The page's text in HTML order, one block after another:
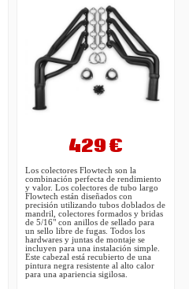
429 €
Los colectores Flowtech son la
combinación perfecta de rendimiento
y valor. Los colectores de tubo largo
Flowtech están diseñados con
precisión utilizando tubos doblados de
mandril, colectores formados y bridas
de 5/16" con anillos de sellado para
un sello libre de fugas. Todos los
hardwares y juntas de montaje se
incluyen para una instalación simple.
Este cabezal está recubierto de una
pintura negra resistente al alto calor
para una apariencia sigilosa.